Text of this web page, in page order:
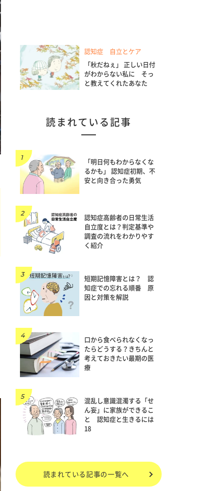
認知症 自立とケア
「秋だねぇ」 正しい日付
がわからない私に そっ
と教えてくれたあなた
読まれている記事
「明日何もわからなくな
るかも」 認知症初期、不
安と向き合った勇気
認知症高齢者の日常生活
自立度とは？判定基準や
調査の流れをわかりやす
く紹介
短期記憶障害とは？ 認
知症での忘れる順番 原
因と対策を解説
口から食べられなくなっ
たらどうする？きちんと
考えておきたい最期の医
療
混乱し意識混濁する「せ
ん妄」に家族ができるこ
と 認知症と生きるには
18
読まれている記事の一覧へ